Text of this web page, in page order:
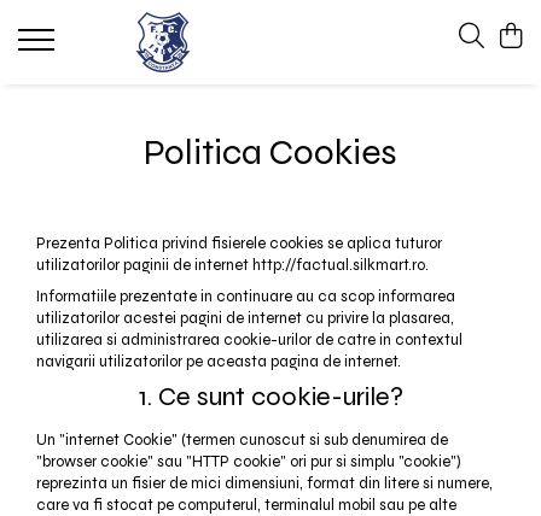
Politica Cookies
Prezenta Politica privind fisierele cookies se aplica tuturor
utilizatorilor paginii de internet http://factual.silkmart.ro.
Informatiile prezentate in continuare au ca scop informarea
utilizatorilor acestei pagini de internet cu privire la plasarea,
utilizarea si administrarea cookie-urilor de catre in contextul
navigarii utilizatorilor pe aceasta pagina de internet.
1. Ce sunt cookie-urile?
Un "internet Cookie" (termen cunoscut si sub denumirea de
"browser cookie" sau "HTTP cookie" ori pur si simplu "cookie")
reprezinta un fisier de mici dimensiuni, format din litere si numere,
care va fi stocat pe computerul, terminalul mobil sau pe alte